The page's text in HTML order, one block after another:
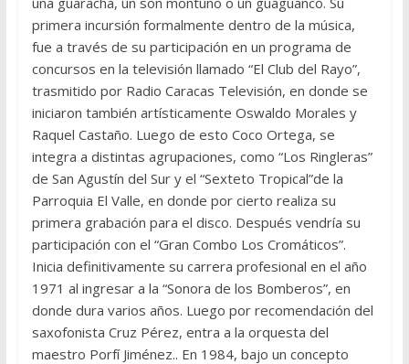
primera incursión formalmente dentro de la música,
fue a través de su participación en un programa de
concursos en la televisión llamado “El Club del Rayo”,
trasmitido por Radio Caracas Televisión, en donde se
iniciaron también artísticamente Oswaldo Morales y
Raquel Castaño. Luego de esto Coco Ortega, se
integra a distintas agrupaciones, como “Los Ringleras”
de San Agustín del Sur y el “Sexteto Tropical”de la
Parroquia El Valle, en donde por cierto realiza su
primera grabación para el disco. Después vendría su
participación con el “Gran Combo Los Cromáticos”.
Inicia definitivamente su carrera profesional en el año
1971 al ingresar a la “Sonora de los Bomberos”, en
donde dura varios años. Luego por recomendación del
saxofonista Cruz Pérez, entra a la orquesta del
maestro Porfí Jiménez.. En 1984, bajo un concepto